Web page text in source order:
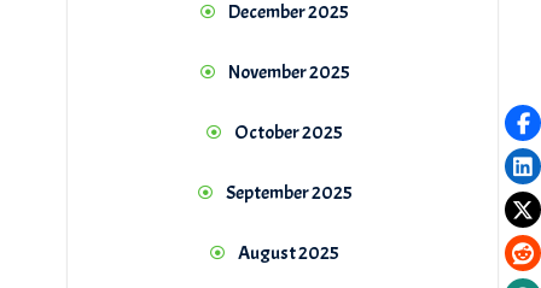
December 2025
November 2025
October 2025
September 2025
August 2025